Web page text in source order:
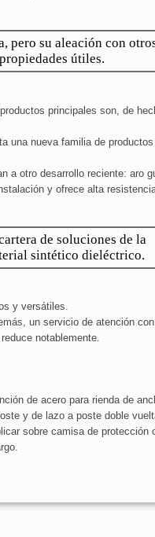
pero su aleación con
útiles.
principales son, de
una nueva familia de
a otro desarrollo reciente: aro
y ofrece alta
de soluciones de la
sintético dieléctrico.
y versátiles.
un servicio de atención
notablemente.
de acero para rienda de
y de lazo a poste doble
sobre camisa de protección